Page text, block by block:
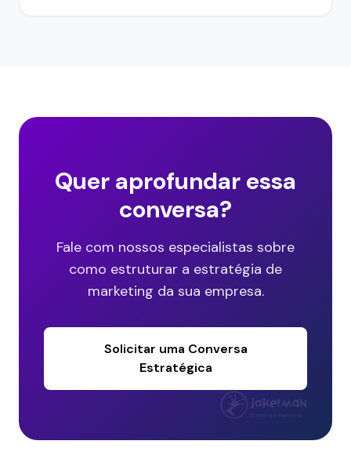
Quer aprofundar essa
conversa?
Fale com nossos especialistas sobre
como estruturar a estratégia de
marketing da sua empresa.
Solicitar uma Conversa
Estratégica